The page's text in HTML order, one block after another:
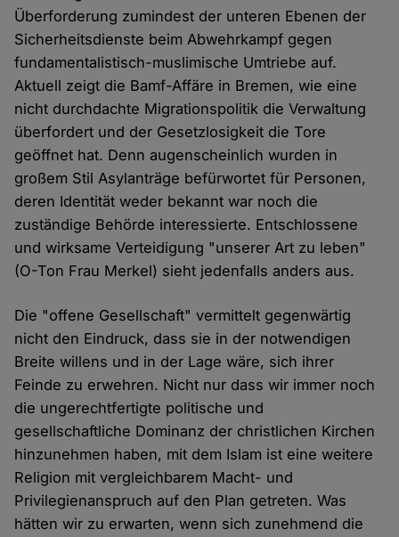
Überforderung zumindest der unteren Ebenen der
Sicherheitsdienste beim Abwehrkampf gegen
fundamentalistisch-muslimische Umtriebe auf.
Aktuell zeigt die Bamf-Affäre in Bremen, wie eine
nicht durchdachte Migrationspolitik die Verwaltung
überfordert und der Gesetzlosigkeit die Tore
geöffnet hat. Denn augenscheinlich wurden in
großem Stil Asylanträge befürwortet für Personen,
deren Identität weder bekannt war noch die
zuständige Behörde interessierte. Entschlossene
und wirksame Verteidigung "unserer Art zu leben"
(O-Ton Frau Merkel) sieht jedenfalls anders aus.
Die "offene Gesellschaft" vermittelt gegenwärtig
nicht den Eindruck, dass sie in der notwendigen
Breite willens und in der Lage wäre, sich ihrer
Feinde zu erwehren. Nicht nur dass wir immer noch
die ungerechtfertigte politische und
gesellschaftliche Dominanz der christlichen Kirchen
hinzunehmen haben, mit dem Islam ist eine weitere
Religion mit vergleichbarem Macht- und
Privilegienanspruch auf den Plan getreten. Was
hätten wir zu erwarten, wenn sich zunehmend die